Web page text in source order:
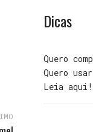
Dicas
Quero
Quero
Leia aqui!